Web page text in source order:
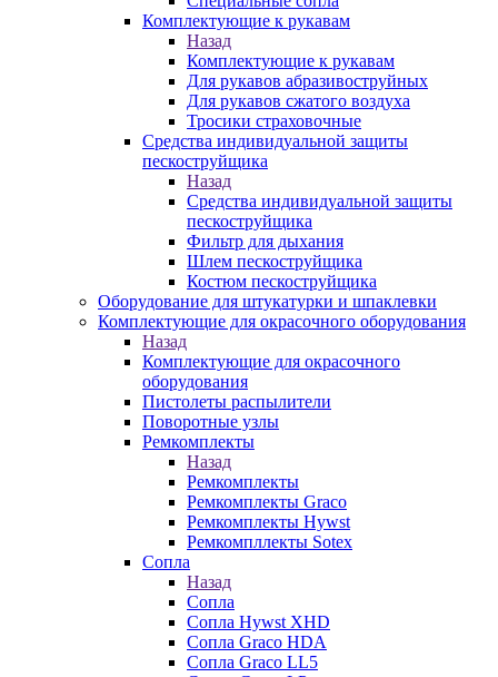
Комплектующие к рукавам
Назад
Комплектующие к рукавам
Для рукавов абразивоструйных
Для рукавов сжатого воздуха
Тросики страховочные
Средства индивидуальной защиты
пескоструйщика
Назад
Средства индивидуальной защиты
пескоструйщика
Фильтр для дыхания
Шлем пескоструйщика
Костюм пескоструйщика
Оборудование для штукатурки и шпаклевки
Комплектующие для окрасочного оборудования
Назад
Комплектующие для окрасочного
оборудования
Пистолеты распылители
Поворотные узлы
Ремкомплекты
Назад
Ремкомплекты
Ремкомплекты Graco
Ремкомплекты Hywst
Ремкомпллекты Sotex
Сопла
Назад
Сопла
Сопла Hywst XHD
Сопла Graco HDA
Сопла Graco LL5